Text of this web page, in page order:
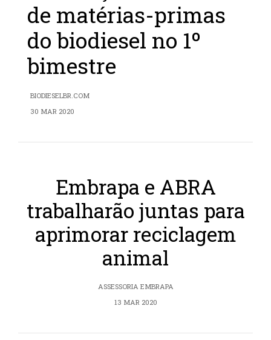
de matérias-primas
do biodiesel no 1º
bimestre
BIODIESELBR.COM
30 MAR 2020
Embrapa e ABRA
trabalharão juntas para
aprimorar reciclagem
animal
ASSESSORIA EMBRAPA
13 MAR 2020